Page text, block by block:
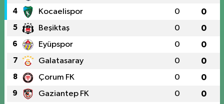
4 Kocaelispor 0 0
5 Beşiktaş 0 0
6 Eyüpspor 0 0
7 Galatasaray 0 0
8 Çorum FK 0 0
9 Gaziantep FK 0 0